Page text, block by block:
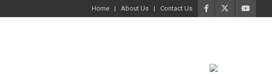
Home About Us Contact Us